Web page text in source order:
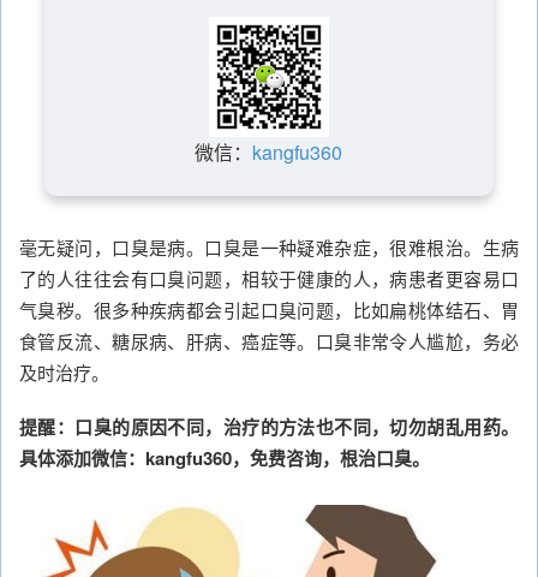
微信： kangfu360
毫无疑问，口臭是病。口臭是一种疑难杂症，很难根治。生病
了的人往往会有口臭问题，相较于健康的人，病患者更容易口
气臭秽。很多种疾病都会引起口臭问题，比如扁桃体结石、胃
食管反流、糖尿病、肝病、癌症等。口臭非常令人尴尬，务必
及时治疗。
提醒：口臭的原因不同，治疗的方法也不同，切勿胡乱用药。
具体添加微信：kangfu360，免费咨询，根治口臭。